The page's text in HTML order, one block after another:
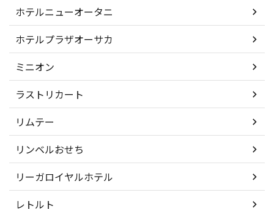
ホテルニューオータニ
ホテルプラザオーサカ
ミニオン
ラストリカート
リムテー
リンベルおせち
リーガロイヤルホテル
レトルト